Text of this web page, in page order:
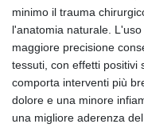
minimo il trauma
l'anatomia naturale.
maggiore precisione
tessuti, con effetti positivi
comporta interventi più
dolore e una minore
una migliore aderenza